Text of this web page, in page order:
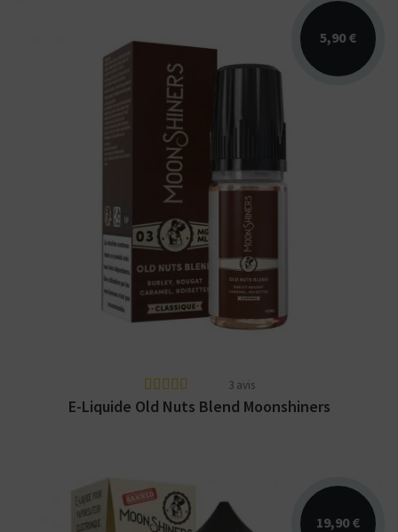
5,90 €
Arômes : classic burley torréfié, nougat,
vanille, caramel, noisette. E-liquide
Moonshiners...
3 avis
E-Liquide Old Nuts Blend Moonshiners
19,90 €